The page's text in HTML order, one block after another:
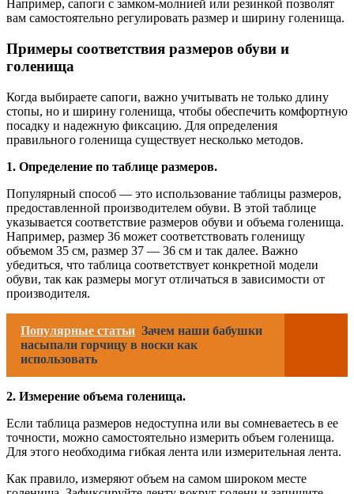
Например, сапоги с замком-молнией или резинкой позволят
вам самостоятельно регулировать размер и ширину голенища.
Примеры соответствия размеров обуви и
голенища
Когда выбираете сапоги, важно учитывать не только длину
стопы, но и ширину голенища, чтобы обеспечить комфортную
посадку и надежную фиксацию. Для определения
правильного голенища существует несколько методов.
1. Определение по таблице размеров.
Популярный способ — это использование таблицы размеров,
предоставленной производителем обуви. В этой таблице
указывается соответствие размеров обуви и объема голенища.
Например, размер 36 может соответствовать голенищу
объемом 35 см, размер 37 — 36 см и так далее. Важно
убедиться, что таблица соответствует конкретной модели
обуви, так как размеры могут отличаться в зависимости от
производителя.
Популярные статьи Зачем наши бабушки
насыпали горчицу в носки как
использовать
2. Измерение объема голенища.
Если таблица размеров недоступна или вы сомневаетесь в ее
точности, можно самостоятельно измерить объем голенища.
Для этого необходима гибкая лента или измерительная лента.
Как правило, измеряют объем на самом широком месте